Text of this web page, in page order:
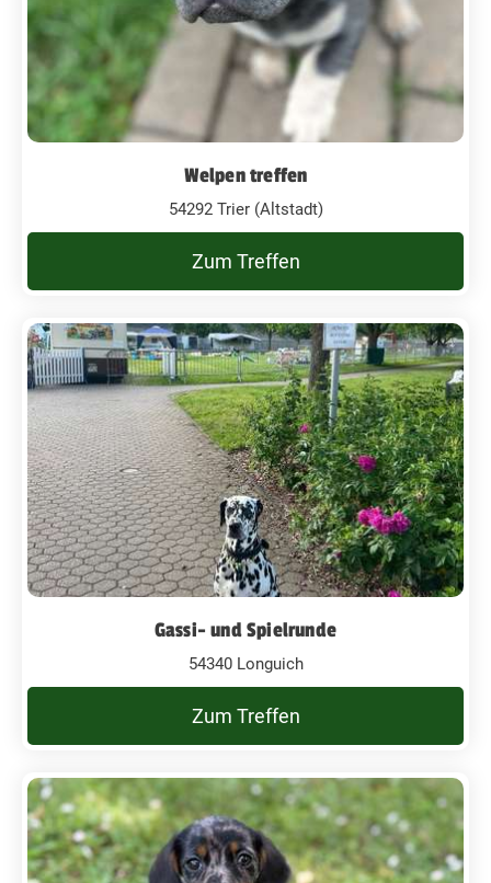
Welpen treffen
54292 Trier (Altstadt)
Zum Treffen
Gassi- und Spielrunde
54340 Longuich
Zum Treffen